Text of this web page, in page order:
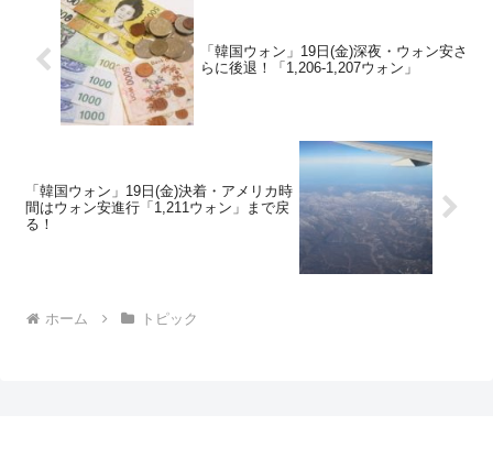
「韓国ウォン」19日(金)深夜・ウォン安さ
らに後退！「1,206-1,207ウォン」
「韓国ウォン」19日(金)決着・アメリカ時
間はウォン安進行「1,211ウォン」まで戻
る！
ホーム トピック